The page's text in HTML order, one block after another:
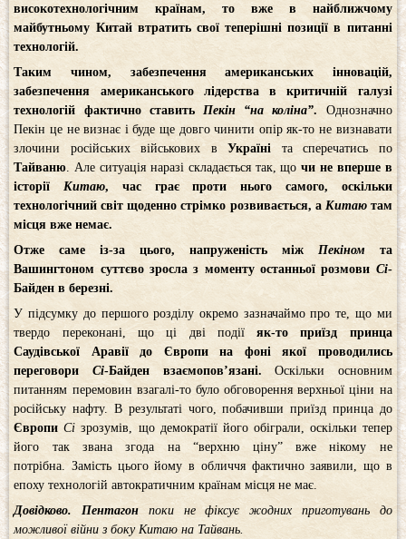
високотехнологічним країнам, то вже в найближчому
майбутньому Китай втратить свої теперішні позиції в питанні
технологій.
Таким чином, забезпечення американських інновацій,
забезпечення американського лідерства в критичній галузі
технологій фактично ставить Пекін “на коліна”. Однозначно
Пекін це не визнає і буде ще довго чинити опір як-то не визнавати
злочини російських військових вУкраїні та сперечатись по
Тайваню . Але ситуація наразі складається так, щочи не вперше в
історії Китаю, час грає проти нього самого, оскільки
технологічний світ щоденно стрімко розвивається, а Китаютам
місця вже немає.
Отже саме із-за цього, напруженість між Пекіном та
Вашингтоном суттєво зросла з моменту останньої розмови Сі-
Байден в березні.
У підсумку до першого розділу окремо зазначаймо про те, що ми
твердо переконані, що ці дві подіїяк-то приїзд принца
Саудівської Аравії до Європи
на фоні якої проводились
переговори Сі-Байден взаємопов’язані. Оскільки основним
питанням перемовин взагалі-то було обговорення верхньої ціни на
російську нафту. В результаті чого, побачивши приїзд принца до
Європи Сі зрозумів, що демократії його обіграли, оскільки тепер
його так звана згода на “верхню ціну” вже нікому не
потрібна. Замість цього йому в обличчя фактично заявили, що в
епоху технологій автократичним країнам місця не має.
Довідково. Пентагон поки не фіксує жодних приготувань до
можливої війни з боку Китаю на Тайвань.